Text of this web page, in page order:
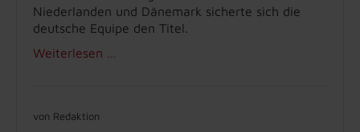
Niederlanden und Dänemark sicherte sich die
deutsche Equipe den Titel.
Weiterlesen …
von Redaktion